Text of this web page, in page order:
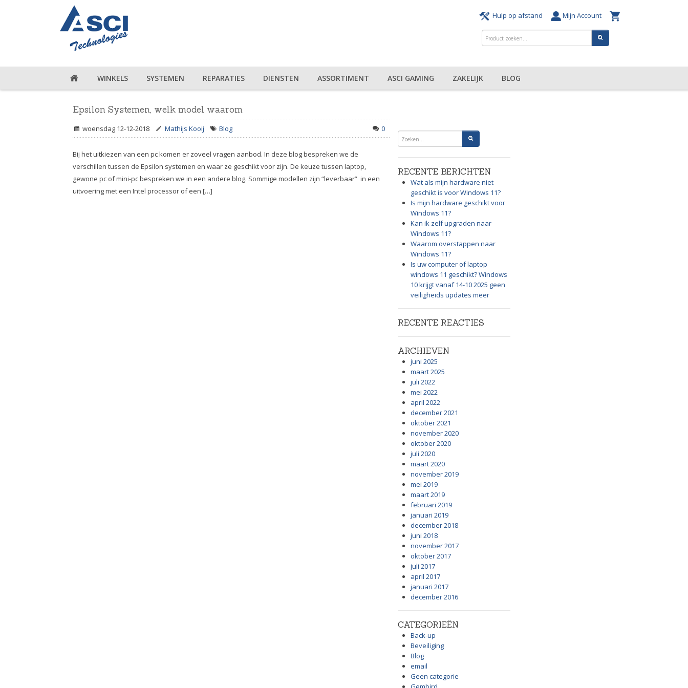
Hulp op afstand Mijn Account
WINKELS SYSTEMEN REPARATIES DIENSTEN ASSORTIMENT ASCI GAMING ZAKELIJK BLOG
Epsilon Systemen, welk model waarom
0
woensdag 12-12-2018 Mathijs Kooij Blog
Bij het uitkiezen van een pc komen er zoveel vragen aanbod. In deze blog bespreken we de
verschillen tussen de Epsilon systemen en waar ze geschikt voor zijn. De keuze tussen laptop,
gewone pc of mini-pc bespreken we in een andere blog. Sommige modellen zijn “leverbaar” in een
uitvoering met een Intel processor of een […]
RECENTE BERICHTEN
Wat als mijn hardware niet
geschikt is voor Windows 11?
Is mijn hardware geschikt voor
Windows 11?
Kan ik zelf upgraden naar
Windows 11?
Waarom overstappen naar
Windows 11?
Is uw computer of laptop
windows 11 geschikt? Windows
10 krijgt vanaf 14-10 2025 geen
veiligheids updates meer
RECENTE REACTIES
ARCHIEVEN
juni 2025
maart 2025
juli 2022
mei 2022
april 2022
december 2021
oktober 2021
november 2020
oktober 2020
juli 2020
maart 2020
november 2019
mei 2019
maart 2019
februari 2019
januari 2019
december 2018
juni 2018
november 2017
oktober 2017
juli 2017
april 2017
januari 2017
december 2016
CATEGORIEËN
Back-up
Beveiliging
Blog
email
Geen categorie